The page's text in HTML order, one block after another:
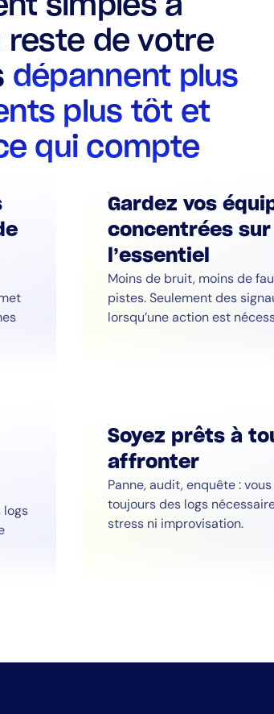
simples à
reste de votre
dépannent plus
plus tôt et
qui compte
Gardez vos
concentrées sur
l’essentiel
Moins de bruit, moins de
pistes. Seulement des
lorsqu’une action est
logs
Soyez prêts à
affronter
Panne, audit, enquête :
toujours des logs
stress ni improvisation.